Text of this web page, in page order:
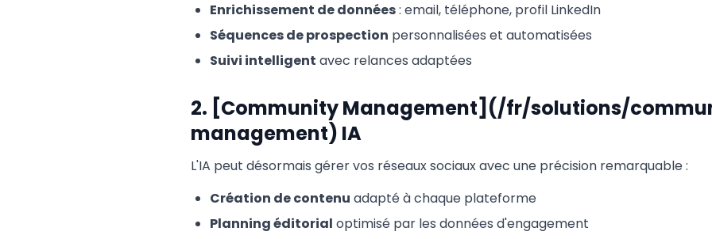
Enrichissement de données: email, téléphone, profil LinkedIn
Séquences de prospection personnalisées et automatisées
Suivi intelligent avec relances adaptées
2. [Community Management](/fr/solutions/
management) IA
L'IA peut désormais gérer vos réseaux sociaux avec une précision remarquable :
Création de contenu adapté à chaque plateforme
Planning éditorial optimisé par les données d'engagement